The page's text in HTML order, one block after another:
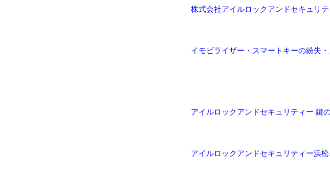
株式会社アイルロックアンドセキュリ
イモビライザー・スマートキーの紛失
アイルロックアンドセキュリティー 鍵
アイルロックアンドセキュリティー浜